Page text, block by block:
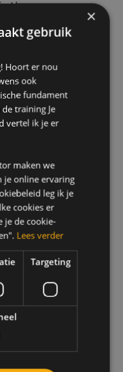
Algemene
je gedoe met klanten
weet hoe jouw bedrijf er
om zorgeloos en
zodat je business
×
gebruik
Hoort er nou
ook
fundament
training Je
vertel ik je er
maken we
je online ervaring
leg ik je
cookies er
je de cookie-
Lees verder
Targeting